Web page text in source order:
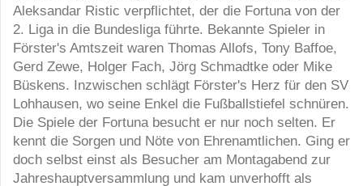
Aleksandar Ristic verpflichtet, der die Fortuna von der
2. Liga in die Bundesliga führte. Bekannte Spieler in
Förster's Amtszeit waren Thomas Allofs, Tony Baffoe,
Gerd Zewe, Holger Fach, Jörg Schmadtke oder Mike
Büskens. Inzwischen schlägt Förster's Herz für den SV
Lohhausen, wo seine Enkel die Fußballstiefel schnüren.
Die Spiele der Fortuna besucht er nur noch selten. Er
kennt die Sorgen und Nöte von Ehrenamtlichen. Ging er
doch selbst einst als Besucher am Montagabend zur
Jahreshauptversammlung und kam unverhofft als